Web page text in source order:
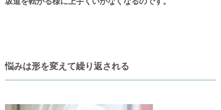
悩みは形を変えて繰り返される